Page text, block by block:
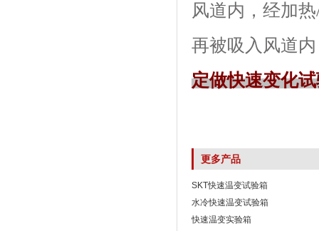
风道内，经
再被吸入风道内
定做快速变化
更多产品
SKT快速温变试验箱
水冷快速温变试验箱
快速温变实验箱